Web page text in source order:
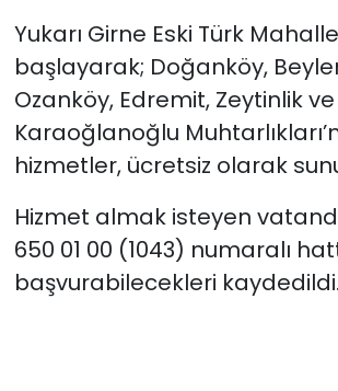
Yukarı Girne Eski Türk
başlayarak; Doğanköy,
Ozanköy, Edremit, Zeytinlik ve
Karaoğlanoğlu
hizmetler, ücretsiz olarak
Hizmet almak isteyen
650 01 00 (1043) numaralı
başvurabilecekleri kaydedildi.